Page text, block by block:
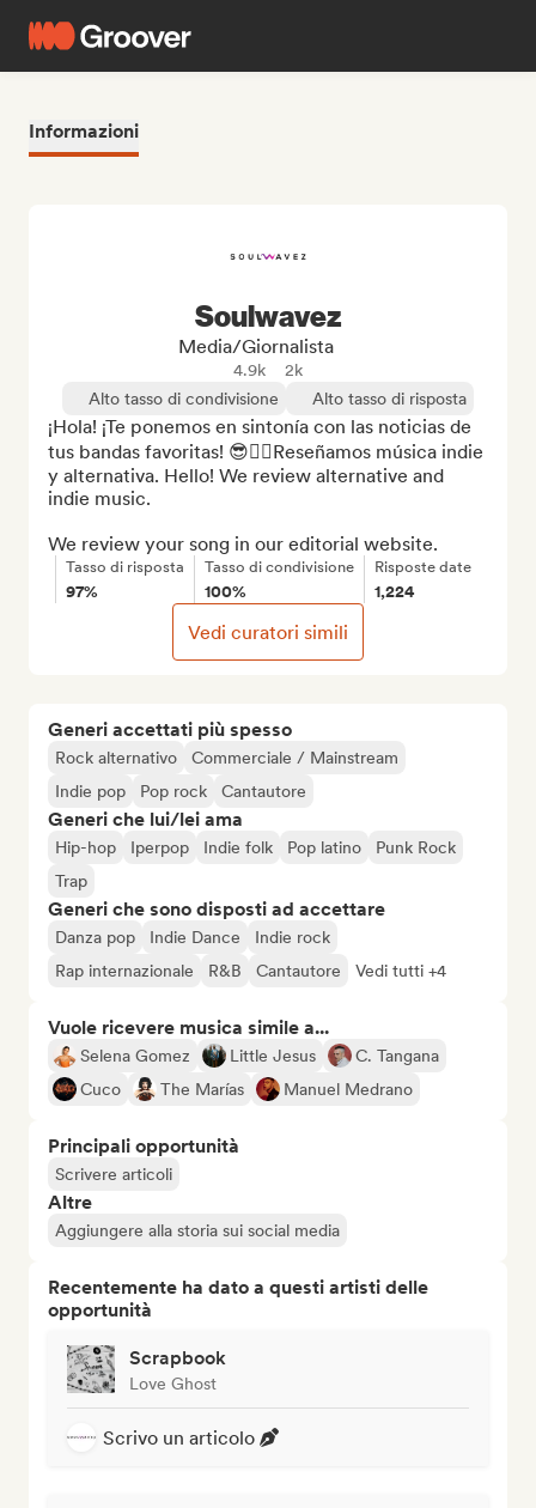
Informazioni
Generi accettati più spesso
Rock alternativo
Commerciale / Mainstream
Indie pop
Pop rock Cantautore
Generi che lui/lei ama
Hip-hop Iperpop Indie folk Pop latino
Punk Rock
Trap
Generi che sono disposti ad accettare
Danza pop Indie Dance
Indie rock
Rap internazionale
R&B Cantautore Vedi tutti +4
Vuole ricevere musica simile a...
Selena Gomez Little Jesus
C. Tangana
Cuco
The Marías Manuel Medrano
Principali opportunità
Scrivere articoli
Altre
Aggiungere alla storia sui social media
Recentemente ha dato a questi artisti delle
opportunità
Scrapbook
Love Ghost
Scrivo un articolo
Soulwavez
Media/Giornalista
4.9k
2k
Alto tasso di condivisione
Alto tasso di risposta
¡Hola! ¡Te ponemos en sintonía con las noticias de
tus bandas favoritas! 😎✌🏽Reseñamos música indie
y alternativa. Hello! We review alternative and
indie music.
We review your song in our editorial website.
Tasso di risposta
97%
Tasso di condivisione
100%
Risposte date
1,224
Vedi curatori simili